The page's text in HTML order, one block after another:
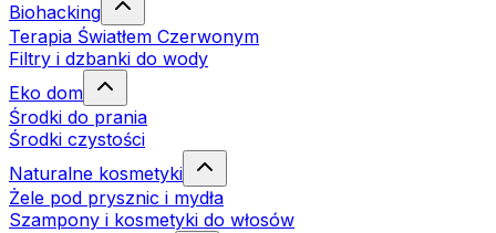
Biohacking
Terapia Światłem Czerwonym
Filtry i dzbanki do wody
Eko dom
Środki do prania
Środki czystości
Naturalne kosmetyki
Żele pod prysznic i mydła
Szampony i kosmetyki do włosów